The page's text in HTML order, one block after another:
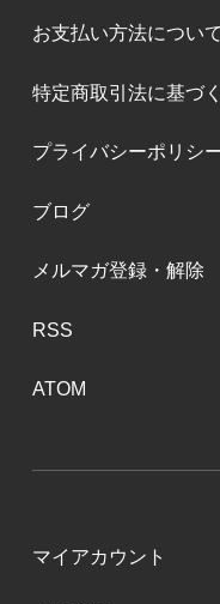
お支払い方法について
特定商取引法に基づ
プライバシーポリシ
ブログ
メルマガ登録・解除
RSS
ATOM
マイアカウント